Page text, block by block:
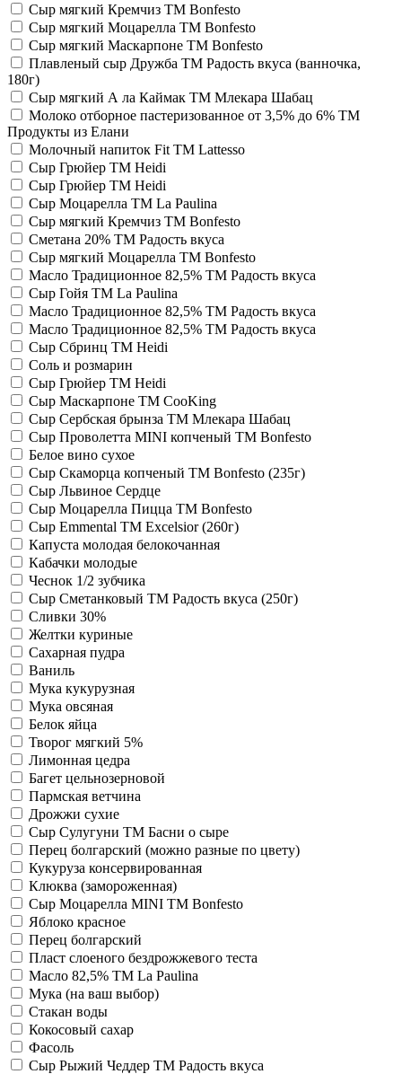
Сыр мягкий Кремчиз TM Bonfesto
Сыр мягкий Моцарелла TM Bonfesto
Сыр мягкий Маскарпоне TM Bonfesto
Плавленый сыр Дружба TM Радость вкуса (ванночка,
180г)
Сыр мягкий А ла Каймак TM Млекара Шабац
Молоко отборное пастеризованное от 3,5% до 6% TM
Продукты из Елани
Молочный напиток Fit TM Lattesso
Сыр Грюйер TM Heidi
Сыр Грюйер TM Heidi
Сыр Моцарелла TM La Paulina
Сыр мягкий Кремчиз TM Bonfesto
Сметана 20% TM Радость вкуса
Сыр мягкий Моцарелла TM Bonfesto
Масло Традиционное 82,5% TM Радость вкуса
Сыр Гойя TM La Paulina
Масло Традиционное 82,5% TM Радость вкуса
Масло Традиционное 82,5% TM Радость вкуса
Сыр Сбринц TM Heidi
Соль и розмарин
Сыр Грюйер TM Heidi
Сыр Маскарпоне TM CooKing
Сыр Сербская брынза TM Млекара Шабац
Сыр Проволетта MINI копченый TM Bonfesto
Белое вино сухое
Сыр Скаморца копченый TM Bonfesto (235г)
Сыр Львиное Сердце
Сыр Моцарелла Пицца TM Bonfesto
Сыр Emmental ТМ Excelsior (260г)
Капуста молодая белокочанная
Кабачки молодые
Чеснок 1/2 зубчика
Сыр Сметанковый TM Радость вкуса (250г)
Сливки 30%
Желтки куриные
Сахарная пудра
Ваниль
Мука кукурузная
Мука овсяная
Белок яйца
Творог мягкий 5%
Лимонная цедра
Багет цельнозерновой
Пармская ветчина
Дрожжи сухие
Сыр Сулугуни ТМ Басни о сыре
Перец болгарский (можно разные по цвету)
Кукуруза консервированная
Клюква (замороженная)
Сыр Моцарелла MINI TM Bonfesto
Яблоко красное
Перец болгарский
Пласт слоеного бездрожжевого теста
Масло 82,5% TM La Paulina
Мука (на ваш выбор)
Стакан воды
Кокосовый сахар
Фасоль
Сыр Рыжий Чеддер TM Радость вкуса